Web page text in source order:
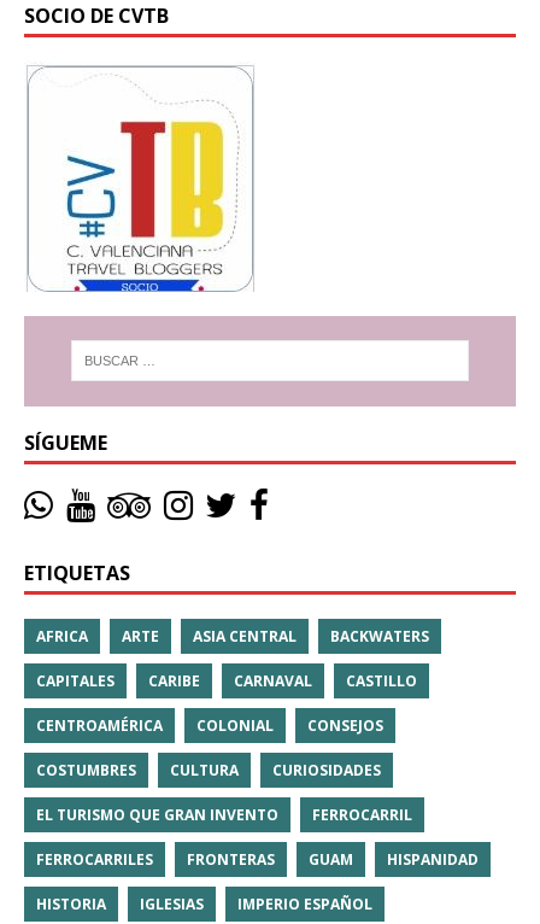
SOCIO DE CVTB
SÍGUEME
ETIQUETAS
AFRICA ARTE ASIA CENTRAL BACKWATERS
CAPITALES CARIBE CARNAVAL CASTILLO
CENTROAMÉRICA COLONIAL CONSEJOS
COSTUMBRES CULTURA CURIOSIDADES
EL TURISMO QUE GRAN INVENTO FERROCARRIL
FERROCARRILES FRONTERAS GUAM HISPANIDAD
HISTORIA IGLESIAS IMPERIO ESPAÑOL